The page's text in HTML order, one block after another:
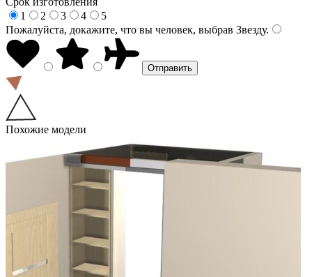
1
2 3 4
5
Пожалуйста, докажите, что вы человек, выбрав Звезду.
Похожие модели